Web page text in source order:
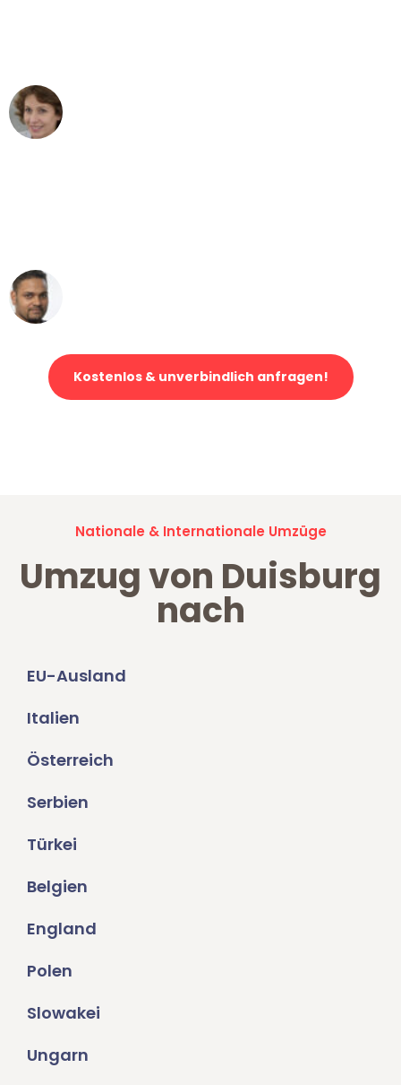
Kostenlos & unverbindlich anfragen!
Nationale & Internationale Umzüge
Umzug von Duisburg
nach
EU-Ausland
Italien
Österreich
Serbien
Türkei
Belgien
England
Polen
Slowakei
Ungarn